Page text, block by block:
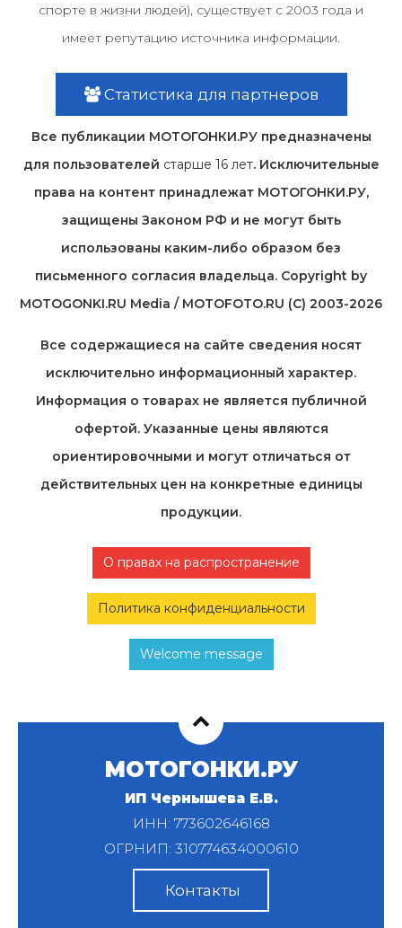
спорте в жизни людей), существует с 2003 года и
имеет репутацию источника информации.
Статистика для партнеров
Все публикации МОТОГОНКИ.РУ предназначены
для пользователей старше 16 лет. Исключительные
права на контент принадлежат МОТОГОНКИ.РУ,
защищены Законом РФ и не могут быть
использованы каким-либо образом без
письменного согласия владельца. Copyright by
MOTOGONKI.RU Media / MOTOFOTO.RU (C) 2003-2026
Все содержащиеся на cайте сведения носят
исключительно информационный характер.
Информация о товарах не является публичной
офертой. Указанные цены являются
ориентировочными и могут отличаться от
действительных цен на конкретные единицы
продукции.
О правах на распространение
Политика конфиденциальности
Welcome message
МОТОГОНКИ.РУ
ИП Чернышева Е.В.
ИНН: 773602646168
ОГРНИП: 310774634000610
Контакты